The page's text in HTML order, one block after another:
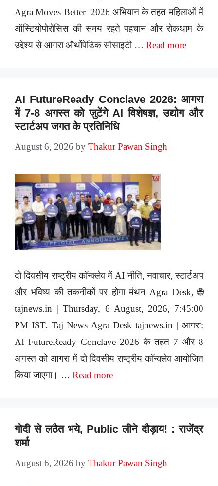
Agra Moves Better–2026 अभियान के तहत महिलाओं में
ऑस्टियोपोरोसिस की समय रहते पहचान और रोकथाम के
उद्देश्य से आगरा ऑर्थोपेडिक सोसाइटी … Read more
AI FutureReady Conclave 2026: आगरा
में 7-8 अगस्त को जुटेंगे AI विशेषज्ञ, उद्योग और
स्टार्टअप जगत के प्रतिनिधि
August 6, 2026 by Thakur Pawan Singh
दो दिवसीय राष्ट्रीय कॉन्क्लेव में AI नीति, नवाचार, स्टार्टअप
और भविष्य की तकनीकों पर होगा मंथन Agra Desk, 🌐
tajnews.in | Thursday, 6 August, 2026, 7:45:00
PM IST. Taj News Agra Desk tajnews.in | आगरा:
AI FutureReady Conclave 2026 के तहत 7 और 8
अगस्त को आगरा में दो दिवसीय राष्ट्रीय कॉन्क्लेव आयोजित
किया जाएगा। … Read more
गोदी से लठैत भये, Public लीने दौड़ाय! : राजेंद्र
शर्मा
August 6, 2026 by Thakur Pawan Singh